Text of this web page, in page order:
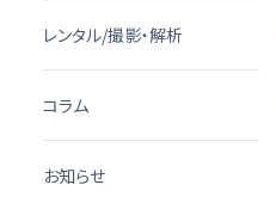
レンタル/撮影・解析
コラム
お知らせ